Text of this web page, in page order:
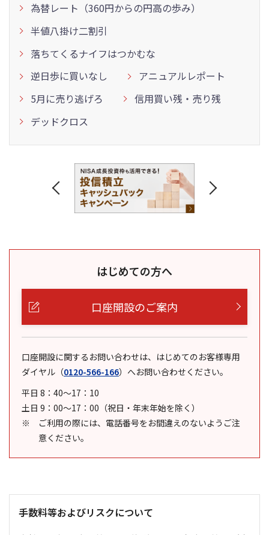
為替レート（360円からの円高の歩み）
半値八掛け二割引
落ちてくるナイフはつかむな
逆日歩に買いなし
アニュアルレポート
5月に売り逃げろ
信用買い残・売り残
デッドクロス
はじめての方へ
口座開設のご案内
口座開設に関するお問い合わせは、はじめてのお客様専用
ダイヤル （0120-566-166） へお問い合わせください。
平日 8：40～17：10
土日 9：00～17：00（祝日・年末年始を除く）
ご利用の際には、電話番号をお間違えのないようご注
意ください。
手数料等およびリスクについて